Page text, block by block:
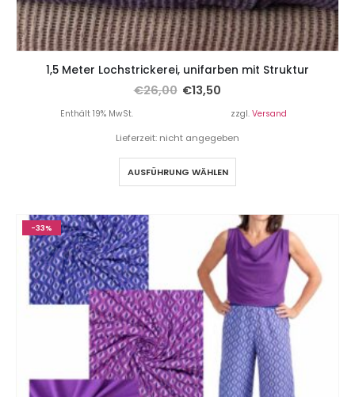
1,5 Meter Lochstrickerei, unifarben mit Struktur
€26,00 €13,50
Enthält 19% MwSt. zzgl. Versand
Lieferzeit: nicht angegeben
AUSFÜHRUNG WÄHLEN
-33%